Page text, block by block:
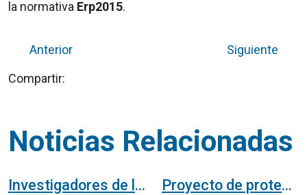
la normativa Erp2015.
Anterior
Siguiente
Compartir:
Noticias Relacionadas
Investigadores de la Universidad Politécnica de Madrid analizan el ahorro energético de las cortinas de aire Proyecto de protección climática de puertas y ahorro energético en la nueva Terminal 1 del Aeropuerto de Barcelona